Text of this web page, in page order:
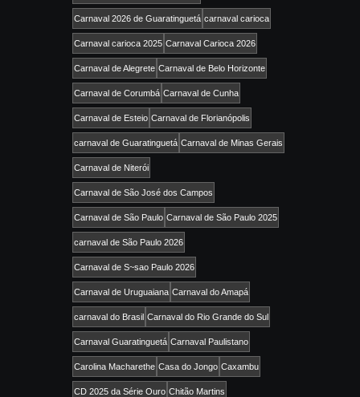
Carnaval 2026 de Guaratinguetá carnaval carioca
Carnaval carioca 2025 Carnaval Carioca 2026
Carnaval de Alegrete Carnaval de Belo Horizonte
Carnaval de Corumbá Carnaval de Cunha
Carnaval de Esteio Carnaval de Florianópolis
carnaval de Guaratinguetá Carnaval de Minas Gerais
Carnaval de Niterói
Carnaval de São José dos Campos
Carnaval de São Paulo Carnaval de São Paulo 2025
carnaval de São Paulo 2026
Carnaval de S~sao Paulo 2026
Carnaval de Uruguaiana Carnaval do Amapá
carnaval do Brasil Carnaval do Rio Grande do Sul
Carnaval Guaratinguetá Carnaval Paulistano
Carolina Macharethe Casa do Jongo Caxambu
CD 2025 da Série Ouro Chitão Martins